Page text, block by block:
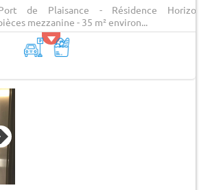
de Plaisance - Résidence
mezzanine - 35 m² environ...